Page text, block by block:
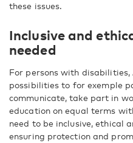
these issues.
Inclusive and
needed
For persons with disabilities,
possibilities to for exemple
communicate, take part in
education on equal terms
need to be inclusive, ethical
ensuring protection and